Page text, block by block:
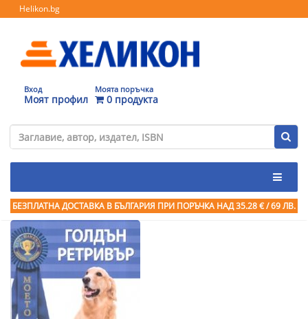
Helikon.bg
Вход
Моят профил
Моята поръчка
0 продукта
БЕЗПЛАТНА ДОСТАВКА В БЪЛГАРИЯ ПРИ ПОРЪЧКА НАД 35.28 € / 69 ЛВ.